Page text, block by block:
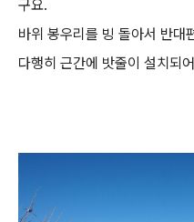
구요.
바위 봉우리를 빙 돌아서 반대
다행히 근간에 밧줄이 설치되